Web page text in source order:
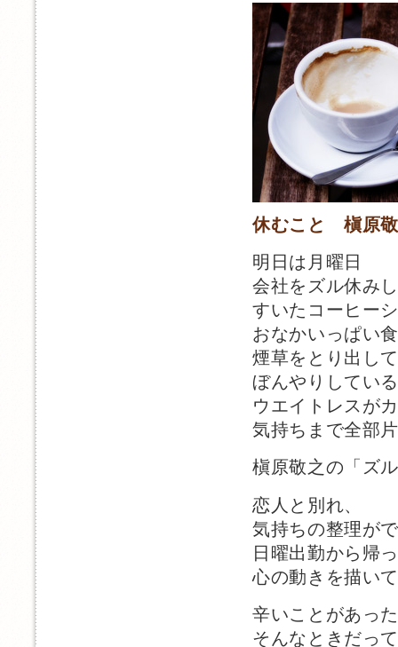
休むこと 槇原
明日は月曜日
会社をズル休み
すいたコーヒー
おなかいっぱい
煙草をとり出し
ぼんやりしてい
ウエイトレスが
気持ちまで全部
槇原敬之の「ズ
恋人と別れ、
気持ちの整理が
日曜出勤から帰
心の動きを描い
辛いことがあっ
そんなときだっ